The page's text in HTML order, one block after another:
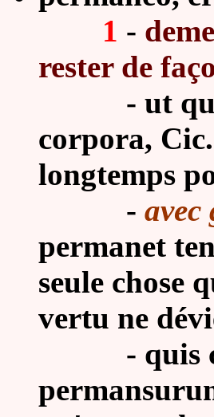
1 -
rester de
- ut quam
corpora,
longtemps
- avec
permanet
seule chose
vertu ne
- quis